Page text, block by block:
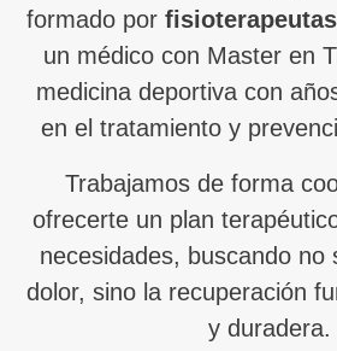
formado por
un médico con Master en
medicina deportiva con
en el tratamiento y
Trabajamos de forma
ofrecerte un plan
necesidades, buscando no
dolor, sino la recuperación
y duradera.